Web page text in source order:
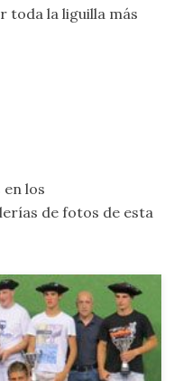
toda la liguilla más
los
de fotos de esta